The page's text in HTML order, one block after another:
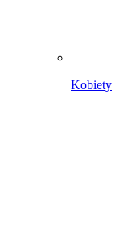
Kobiety